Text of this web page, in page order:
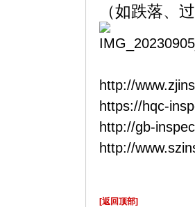
（如跌落、
http://
https://hqc-
http://gb-
http://
[返回顶部]